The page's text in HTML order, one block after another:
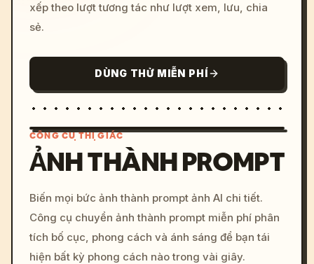
xếp theo lượt tương tác như lượt xem, lưu, chia
sẻ.
DÙNG THỬ MIỄN PHÍ
c, cyberpunk sunset, neon
colors, 8k --v 6.0
CÔNG CỤ THỊ GIÁC
ẢNH THÀNH PROMPT
Biến mọi bức ảnh thành prompt ảnh AI chi tiết.
Công cụ chuyển ảnh thành prompt miễn phí phân
tích bố cục, phong cách và ánh sáng để bạn tái
hiện bất kỳ phong cách nào trong vài giây.